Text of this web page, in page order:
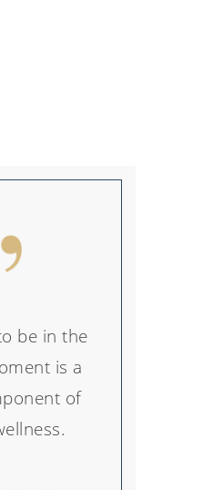
be in the
is a
of